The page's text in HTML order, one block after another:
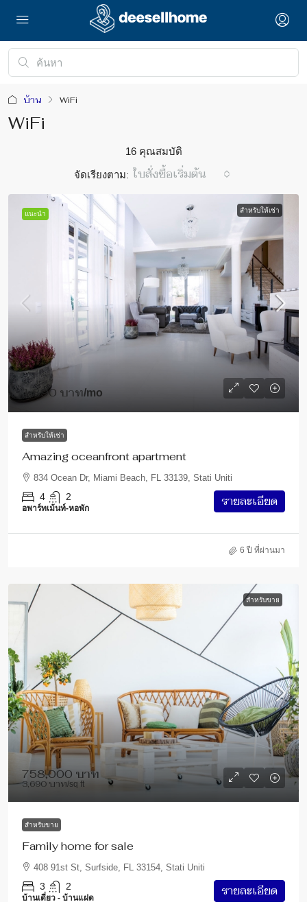
บ้าน WiFi
WiFi
16 คุณสมบัติ
จัดเรียงตาม: ใบสั่งซื้อเริ่มต้น
แนะนำ สำหรับให้เช่า
1,890 บาท/mo
สำหรับให้เช่า
Amazing oceanfront apartment
834 Ocean Dr, Miami Beach, FL 33139, Stati Uniti
4 2
อพาร์ทเม้นท์-หอพัก
รายละเอียด
6 ปี ที่ผ่านมา
สำหรับขาย
758,000 บาท
3,690 บาท/sq ft
สำหรับขาย
Family home for sale
408 91st St, Surfside, FL 33154, Stati Uniti
3 2
บ้านเดี่ยว - บ้านแฝด
รายละเอียด